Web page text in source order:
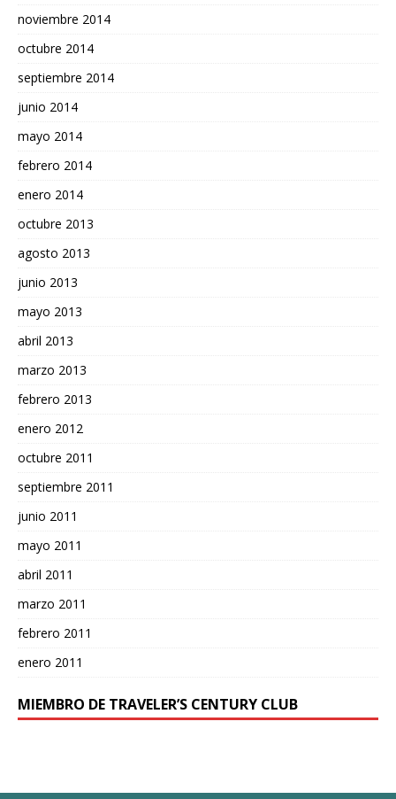
noviembre 2014
octubre 2014
septiembre 2014
junio 2014
mayo 2014
febrero 2014
enero 2014
octubre 2013
agosto 2013
junio 2013
mayo 2013
abril 2013
marzo 2013
febrero 2013
enero 2012
octubre 2011
septiembre 2011
junio 2011
mayo 2011
abril 2011
marzo 2011
febrero 2011
enero 2011
MIEMBRO DE TRAVELER’S CENTURY CLUB